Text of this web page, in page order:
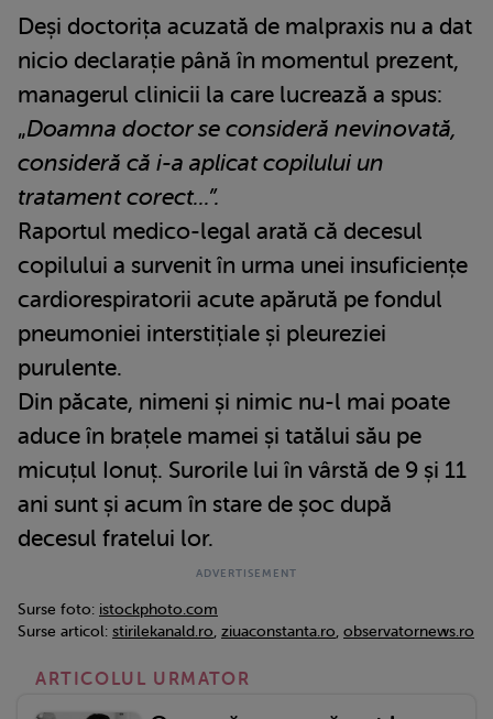
Deși doctorița acuzată de malpraxis nu a dat
nicio declarație până în momentul prezent,
managerul clinicii la care lucrează a spus:
„Doamna doctor se consideră nevinovată,
consideră că i-a aplicat copilului un
tratament corect...”.
Raportul medico-legal arată că decesul
copilului a survenit în urma unei insuficiențe
cardiorespiratorii acute apărută pe fondul
pneumoniei interstițiale și pleureziei
purulente.
Din păcate, nimeni și nimic nu-l mai poate
aduce în brațele mamei și tatălui său pe
micuțul Ionuț. Surorile lui în vârstă de 9 și 11
ani sunt și acum în stare de șoc după
decesul fratelui lor.
Surse foto: istockphoto.com
Surse articol: stirilekanald.ro ziuaconstanta.ro observatornews.ro
ARTICOLUL URMATOR